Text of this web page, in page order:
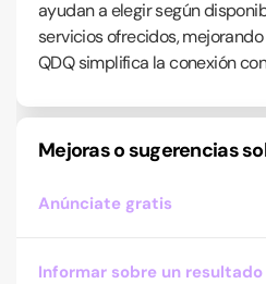
ayudan a elegir según
servicios ofrecidos,
QDQ simplifica la conexión
Mejoras o sugerencias
Anúnciate gratis
Informar sobre un